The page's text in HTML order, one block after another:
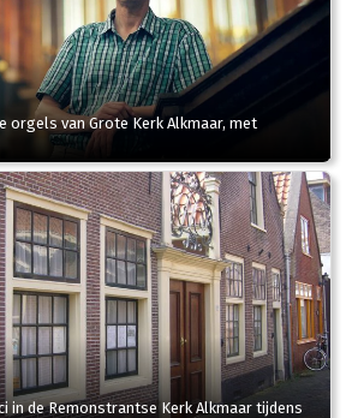
orgels van Grote Kerk Alkmaar, met
in de Remonstrantse Kerk Alkmaar tijdens